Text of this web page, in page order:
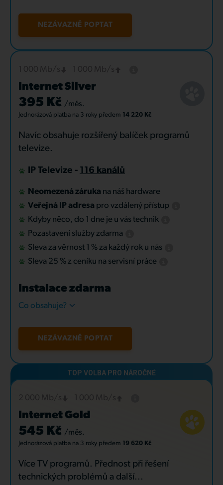
NEZÁVAZNĚ POPTAT
Internet Silver
395 Kč /měs.
Jednorázová platba na 3 roky předem 14 220 Kč
Navíc obsahuje rozšířený balíček programů
televize.
IP Televize - 116 kanálů
Neomezená záruka na náš hardware
Veřejná IP adresa pro vzdálený přístup
Kdyby něco, do 1 dne je u vás technik
Pozastavení služby zdarma
Sleva za věrnost 1 % za každý rok u nás
Sleva 25 % z ceníku na servisní práce
Instalace zdarma
Co obsahuje?
NEZÁVAZNĚ POPTAT
Internet Gold
545 Kč /měs.
Jednorázová platba na 3 roky předem 19 620 Kč
Více TV programů. Přednost při řešení
technických problémů a další...